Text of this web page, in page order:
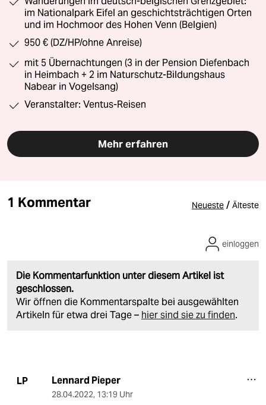
im Nationalpark Eifel an geschichtsträchtigen Orten
und im Hochmoor des Hohen Venn (Belgien)
950 € (DZ/HP/ohne Anreise)
mit 5 Übernachtungen (3 in der Pension Diefenbach
in Heimbach + 2 im Naturschutz-Bildungshaus
Nabear in Vogelsang)
Veranstalter: Ventus-Reisen
Mehr erfahren
1 Kommentar Neueste / Älteste
Die Kommentarfunktion unter diesem Artikel ist
geschlossen.
Wir öffnen die Kommentarspalte bei ausgewählten
Artikeln für etwa drei Tage – hier sind sie zu finden.
einloggen
LP Lennard Pieper
28.04.2022, 13:19 Uhr